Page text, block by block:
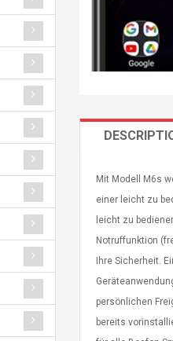
Mit Modell M6s
einer leicht zu
leicht zu
Notruffunktion
Ihre Sicherheit.
persönlichen
bereits